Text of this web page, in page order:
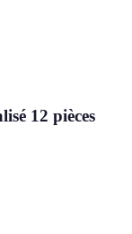
12 pièces